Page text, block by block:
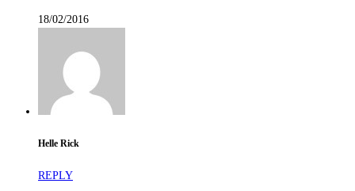
18/02/2016
Helle Rick
REPLY